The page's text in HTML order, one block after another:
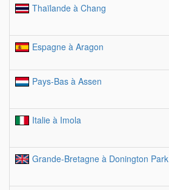
Thaïlande à Chang
Espagne à Aragon
Pays-Bas à Assen
Italie à Imola
Grande-Bretagne à Donington Park